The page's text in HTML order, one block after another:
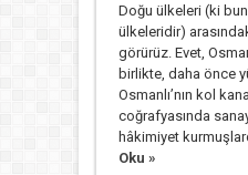
Doğu ülkeleri (ki
ülkeleridir)
görürüz. Evet,
birlikte, daha önce
Osmanlı’nın kol
coğrafyasında
hâkimiyet
Oku »